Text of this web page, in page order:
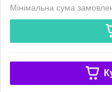
Мінімальна сума